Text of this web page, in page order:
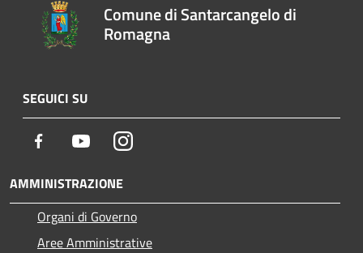
Comune di Santarcangelo di
Romagna
SEGUICI SU
Facebook YoutubeInstagram
AMMINISTRAZIONE
Organi di Governo
Aree Amministrative